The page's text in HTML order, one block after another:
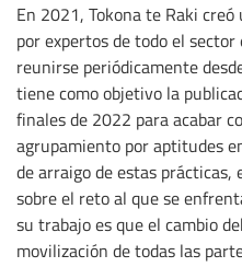
En 2021, Tokona te Raki
por expertos de todo el
reunirse periódicamente
tiene como objetivo la
finales de 2022 para acabar
agrupamiento por aptitudes
de arraigo de estas prácticas,
sobre el reto al que se
su trabajo es que el cambio
movilización de todas las